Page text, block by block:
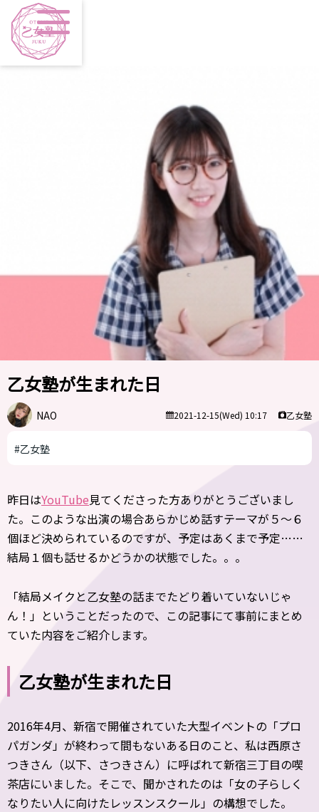
乙女塾が生まれた日
NAO 2021-12-15(Wed) 10:17 乙女塾
#乙女塾
昨日はYouTube見てくださった方ありがとうございまし
た。このような出演の場合あらかじめ話すテーマが５〜６
個ほど決められているのですが、予定はあくまで予定……
結局１個も話せるかどうかの状態でした。。。
「結局メイクと乙女塾の話までたどり着いていないじゃ
ん！」ということだったので、この記事にて事前にまとめ
ていた内容をご紹介します。
乙女塾が生まれた日
2016年4月、新宿で開催されていた大型イベントの「プロ
パガンダ」が終わって間もないある日のこと、私は西原さ
つきさん（以下、さつきさん）に呼ばれて新宿三丁目の喫
茶店にいました。そこで、聞かされたのは「女の子らしく
なりたい人に向けたレッスンスクール」の構想でした。